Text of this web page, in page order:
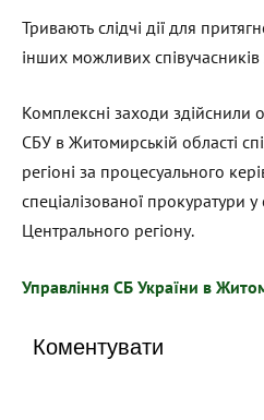
Тривають слідчі дії для
інших можливих
Комплексні заходи здійснили
СБУ в Житомирській області
регіоні за процесуального
спеціалізованої прокуратури
Центрального регіону.
Управління СБ України в
Коментувати